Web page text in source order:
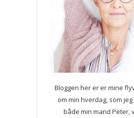
Bloggen her er er mine
om min hverdag, som
både min mand Peter,